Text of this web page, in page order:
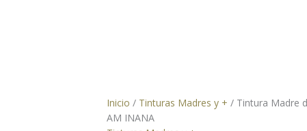
Inicio / Tinturas Madres y + / Tintura Madre
AM INANA
cantidad